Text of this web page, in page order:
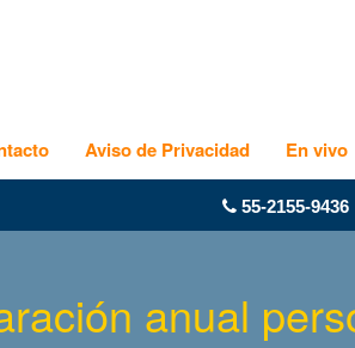
Aviso de Privacidad En vivo
55-2155-9436
anual